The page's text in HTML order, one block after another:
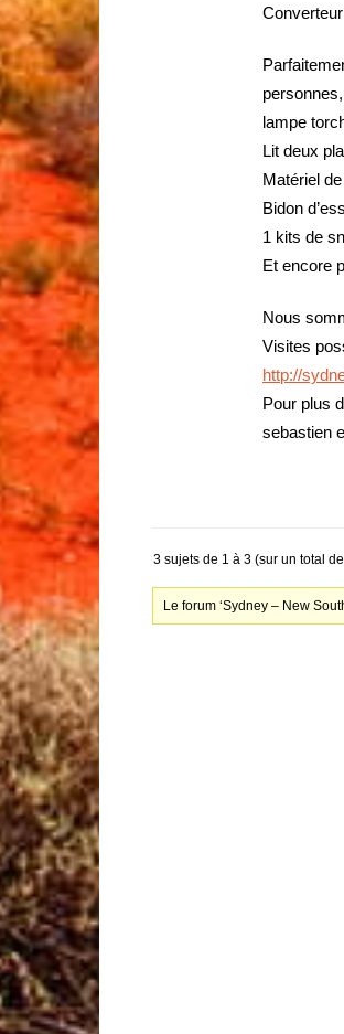
lampe
Lit deux
Matériel
Bidon
1 kits de
Et encore
Nous
Visites
http://
Pour plus
sebastien
3 sujets de 1 à 3 (sur un total
Le forum ‘Sydney – New